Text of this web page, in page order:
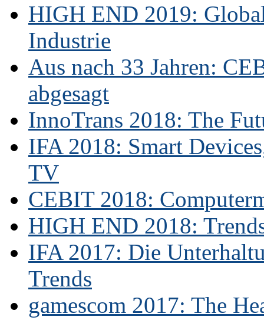
HIGH END 2019:
Industrie
Aus nach 33 Jahren:
abgesagt
InnoTrans 2018: The
IFA 2018: Smart
TV
CEBIT 2018:
HIGH END 2018:
IFA 2017: Die
Trends
gamescom 2017: The